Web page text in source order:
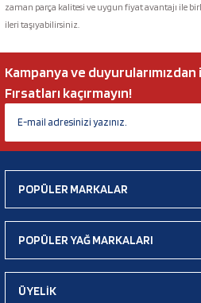
zaman parça kalitesi ve uygun fiyat avantajı ile
ileri taşıyabilirsiniz.
Kampanya ve
Fırsatları kaçırmayın!
POPÜLER MARKALAR
POPÜLER YAĞ MARKALARI
ÜYELİK